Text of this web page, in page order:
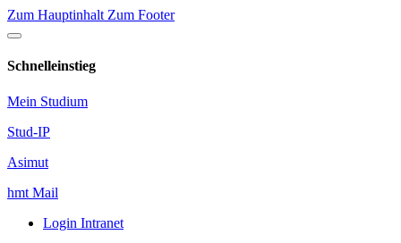
Zum Hauptinhalt Zum Footer
Schnelleinstieg
Mein Studium
Stud-IP
Asimut
hmt Mail
Login Intranet